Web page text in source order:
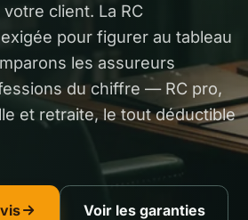
client. La RC
pour figurer au tableau
les assureurs
du chiffre — RC pro,
et retraite, le tout déductible
Voir les garanties